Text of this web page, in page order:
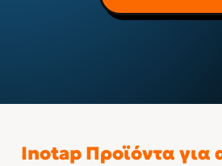
Inotap Προϊόντα για